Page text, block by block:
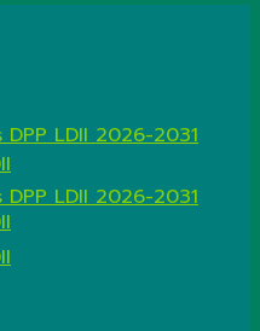
LDII 2026-2031
LDII 2026-2031